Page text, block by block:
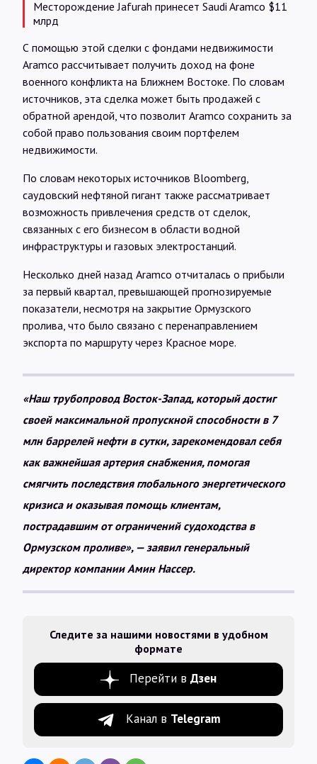
Месторождение Jafurah принесет Saudi Aramco $11
млрд
С помощью этой сделки с фондами недвижимости
Aramco рассчитывает получить доход на фоне
военного конфликта на Ближнем Востоке. По словам
источников, эта сделка может быть продажей с
обратной арендой, что позволит Aramco сохранить за
собой право пользования своим портфелем
недвижимости.
По словам некоторых источников Bloomberg,
саудовский нефтяной гигант также рассматривает
возможность привлечения средств от сделок,
связанных с его бизнесом в области водной
инфраструктуры и газовых электростанций.
Несколько дней назад Aramco отчиталась о прибыли
за первый квартал, превышающей прогнозируемые
показатели, несмотря на закрытие Ормузского
пролива, что было связано с перенаправлением
экспорта по маршруту через Красное море.
«Наш трубопровод Восток-Запад, который достиг
своей максимальной пропускной способности в 7
млн баррелей нефти в сутки, зарекомендовал себя
как важнейшая артерия снабжения, помогая
смягчить последствия глобального энергетического
кризиса и оказывая помощь клиентам,
пострадавшим от ограничений судоходства в
Ормузском проливе», — заявил генеральный
директор компании Амин Нассер.
Следите за нашими новостями в удобном
формате
Перейти в Дзен
Канал в Telegram